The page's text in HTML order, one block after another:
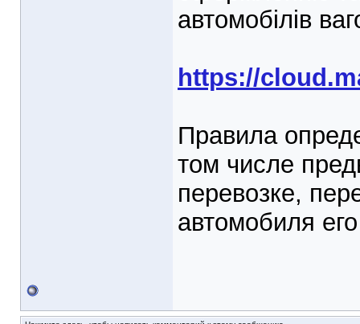
автомобілів
https://
Правила
том числе
перевозке,
автомобиля